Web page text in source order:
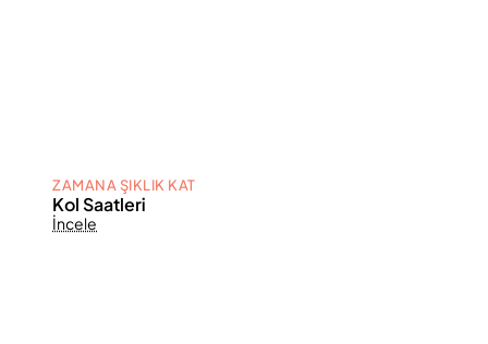
ZAMANA ŞIKLIK KAT
Kol Saatleri
İncele